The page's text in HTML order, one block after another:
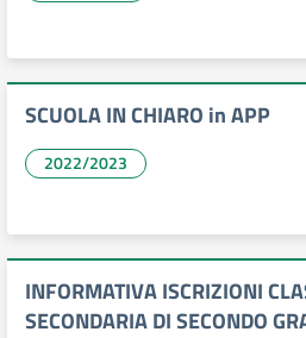
SCUOLA IN CHIARO in APP
2022/2023
INFORMATIVA ISCRIZIONI
SECONDARIA DI SECONDO